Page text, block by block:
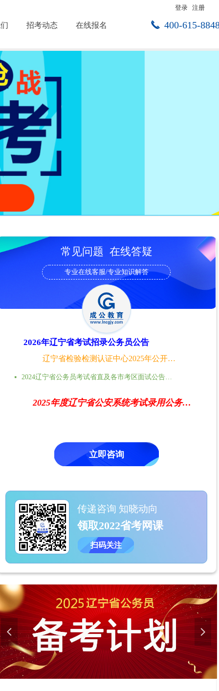
招考动态 在线报名
登录 注册
끅 400-615-
常见问题 在线答疑
专业在线客服/专业知识解答
立即咨询
传递咨询 知晓动向
领取2022省考网课
扫码关注
2026年辽宁省考试招录公务员公告
辽宁省检验检测认证中心2025年公开招聘高层次人才公告
2025年度辽宁省公安系统考试录用公务员（人民警察）体能测评递补公告
넷 2024辽宁省公务员考试省直及各市考区面试公告时间地点汇总
넳 넲